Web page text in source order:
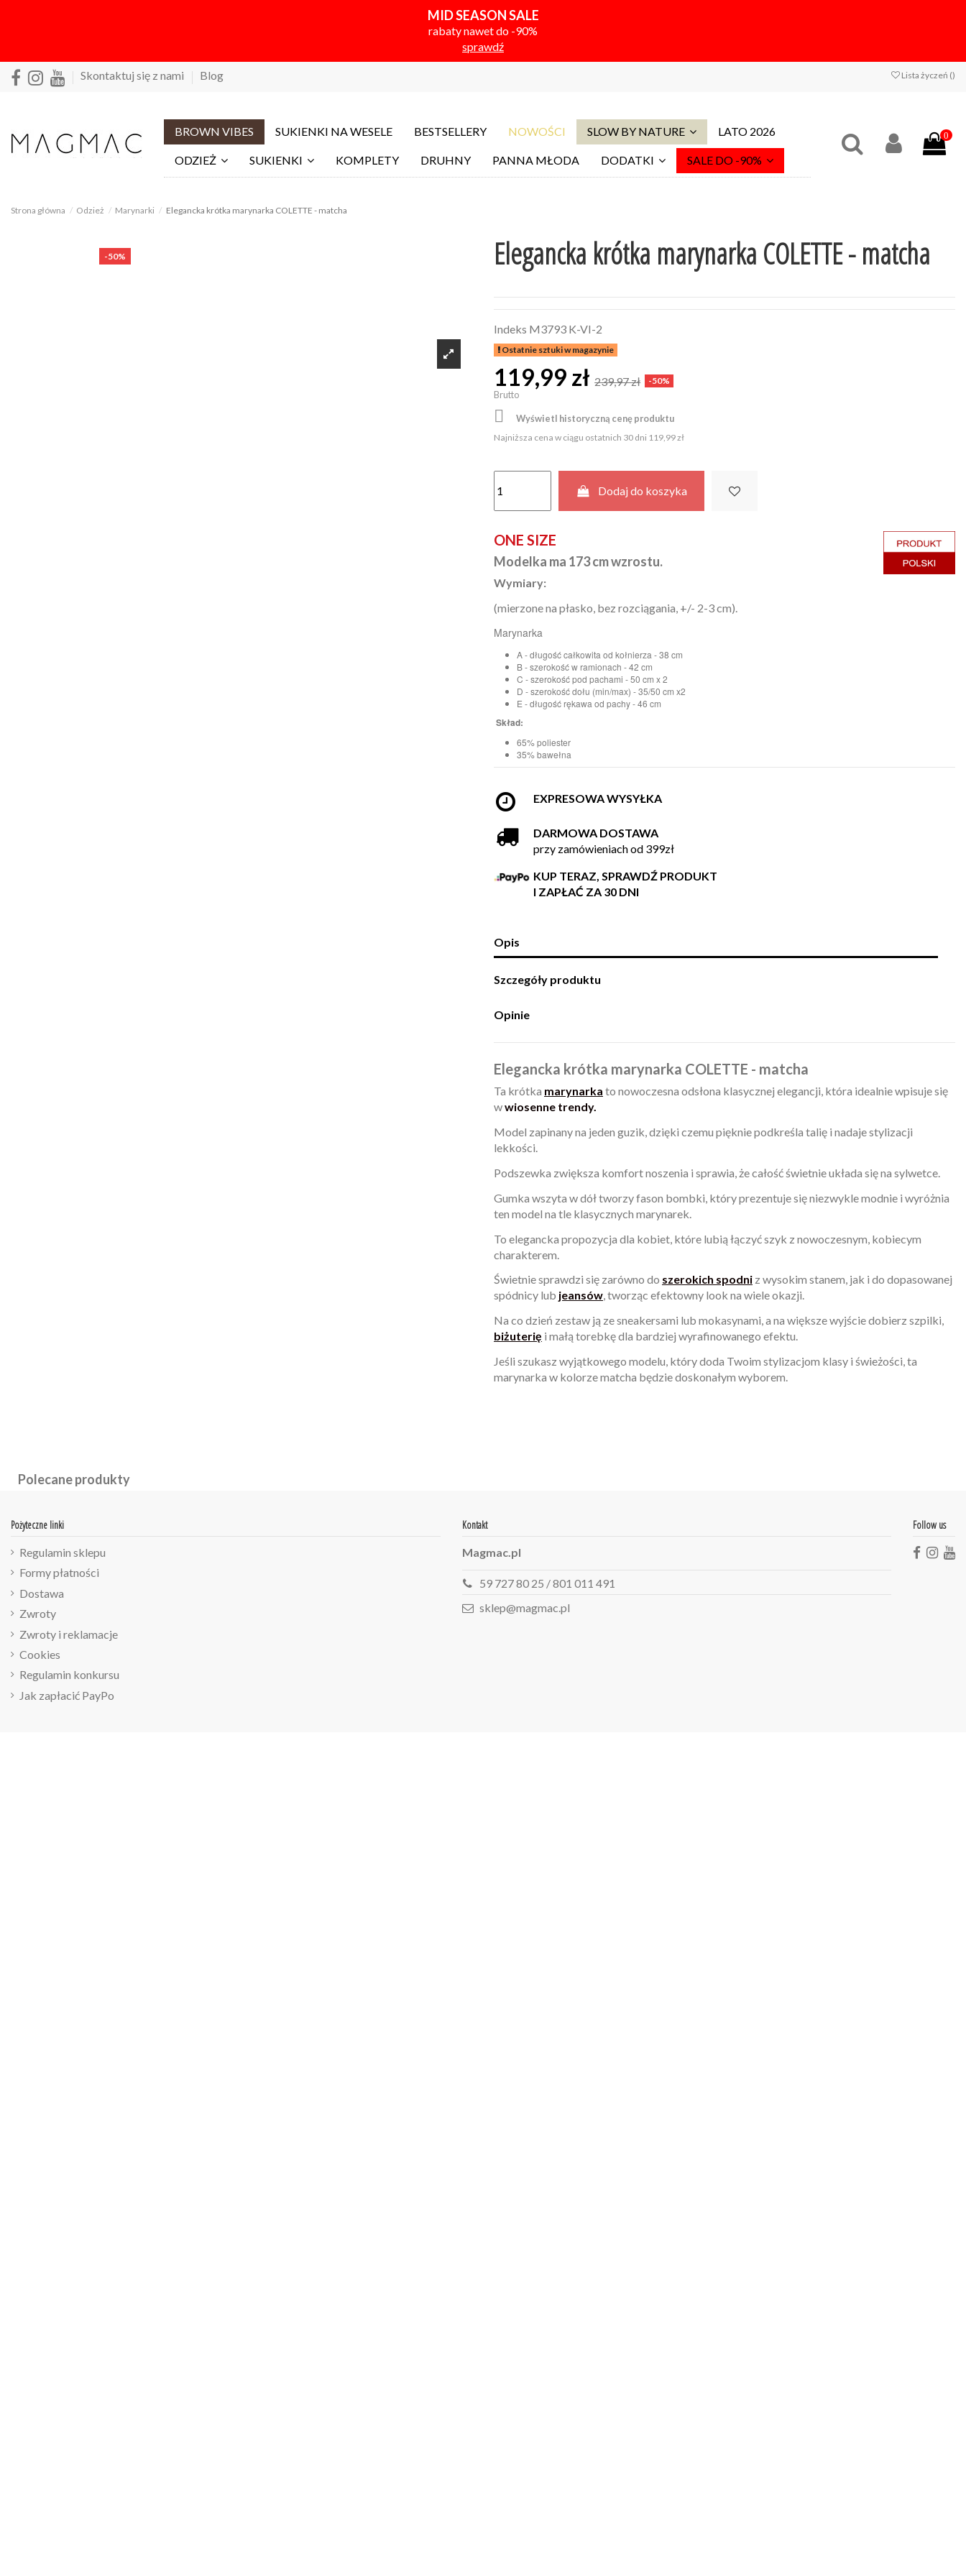
MID SEASON SALE
rabaty nawet do -90%
sprawdź
Skontaktuj się z nami Blog Lista życzeń ()
BROWN VIBES SUKIENKI NA WESELE BESTSELLERY NOWOŚCI SLOW BY NATURE LATO 2026
ODZIEŻ SUKIENKI KOMPLETY DRUHNY PANNA MŁODA DODATKI SALE DO -90%
0
Strona główna Odzież Marynarki Elegancka krótka marynarka COLETTE - matcha
-50% Elegancka krótka marynarka COLETTE - matcha
Indeks M3793 K-VI-2
Ostatnie sztuki w magazynie
119,99 zł 239,97 zł -50%
Brutto
 Wyświetl historyczną cenę produktu
Najniższa cena w ciągu ostatnich 30 dni 119,99 zł
Dodaj do koszyka
ONE SIZE
Modelka ma 173 cm wzrostu.
Wymiary:
(mierzone na płasko, bez rozciągania, +/- 2-3 cm).
Marynarka
A - długość całkowita od kołnierza - 38 cm
B - szerokość w ramionach - 42 cm
C - szerokość pod pachami - 50 cm x 2
D - szerokość dołu (min/max) - 35/50 cm x2
E - długość rękawa od pachy - 46 cm
Skład:
65% poliester
35% bawełna
EXPRESOWA WYSYŁKA
DARMOWA DOSTAWA
przy zamówieniach od 399zł
KUP TERAZ, SPRAWDŹ PRODUKT
I ZAPŁAĆ ZA 30 DNI
Opis
Szczegóły produktu
Opinie
Elegancka krótka marynarka COLETTE - matcha
Ta krótka marynarka to nowoczesna odsłona klasycznej elegancji, która idealnie wpisuje się
wwiosenne trendy.
Model zapinany na jeden guzik, dzięki czemu pięknie podkreśla talię i nadaje stylizacji
lekkości.
Podszewka zwiększa komfort noszenia i sprawia, że całość świetnie układa się na sylwetce.
Gumka wszyta w dół tworzy fason bombki, który prezentuje się niezwykle modnie i wyróżnia
ten model na tle klasycznych marynarek.
To elegancka propozycja dla kobiet, które lubią łączyć szyk z nowoczesnym, kobiecym
charakterem.
Świetnie sprawdzi się zarówno do szerokich spodni z wysokim stanem, jak i do dopasowanej
spódnicy lub jeansów, tworząc efektowny look na wiele okazji.
Na co dzień zestaw ją ze sneakersami lub mokasynami, a na większe wyjście dobierz szpilki,
biżuterię i małą torebkę dla bardziej wyrafinowanego efektu.
Jeśli szukasz wyjątkowego modelu, który doda Twoim stylizacjom klasy i świeżości, ta
marynarka w kolorze matcha będzie doskonałym wyborem.
Polecane produkty
Pożyteczne linki
Regulamin sklepu
Formy płatności
Dostawa
Zwroty
Zwroty i reklamacje
Cookies
Regulamin konkursu
Jak zapłacić PayPo
Kontakt
Magmac.pl
59 727 80 25 / 801 011 491
sklep@magmac.pl
Follow us